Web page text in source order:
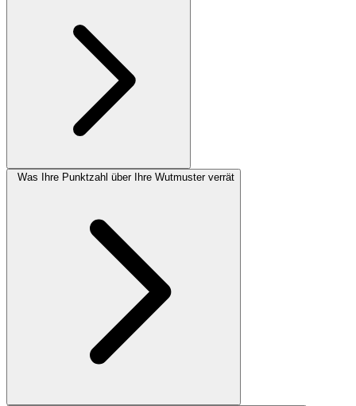
Was Ihre Punktzahl über Ihre Wutmuster verrät